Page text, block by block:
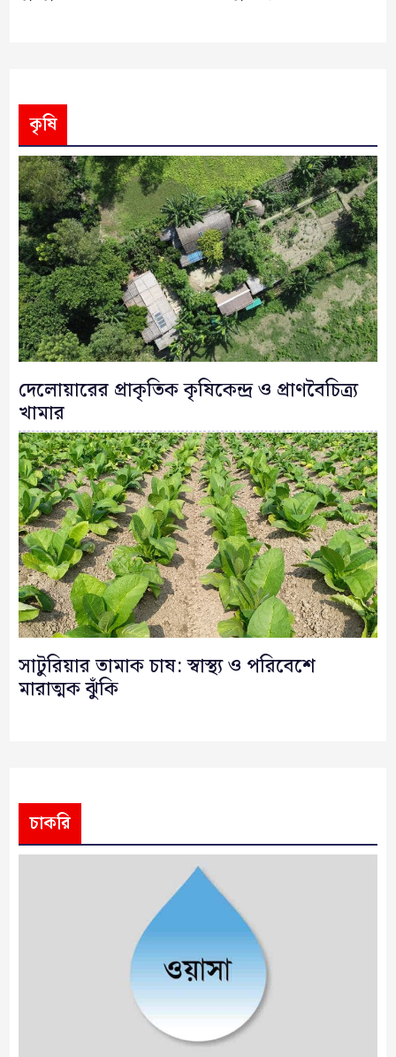
কৃষি
দেলোয়ারের প্রাকৃতিক কৃষিকেন্দ্র ও প্রাণবৈচিত্র্য
খামার
সাটুরিয়ার তামাক চাষ: স্বাস্থ্য ও পরিবেশে
মারাত্মক ঝুঁকি
চাকরি